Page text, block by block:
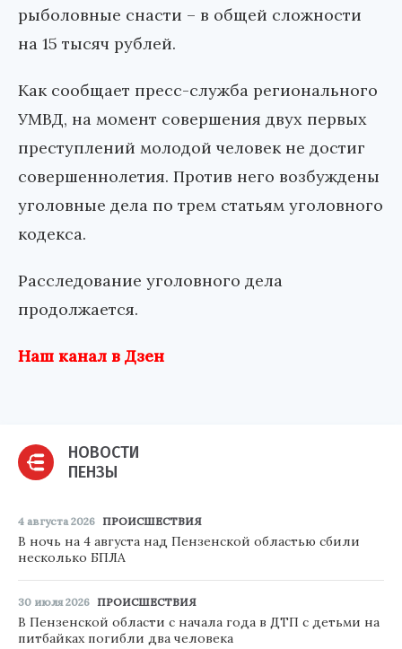
рыболовные снасти – в общей сложности
на 15 тысяч рублей.
Как сообщает пресс-служба регионального
УМВД, на момент совершения двух первых
преступлений молодой человек не достиг
совершеннолетия. Против него возбуждены
уголовные дела по трем статьям уголовного
кодекса.
Расследование уголовного дела
продолжается.
Наш канал в Дзен
НОВОСТИ
ПЕНЗЫ
4 августа 2026 ПРОИСШЕСТВИЯ
В ночь на 4 августа над Пензенской областью сбили
несколько БПЛА
30 июля 2026 ПРОИСШЕСТВИЯ
В Пензенской области с начала года в ДТП с детьми на
питбайках погибли два человека